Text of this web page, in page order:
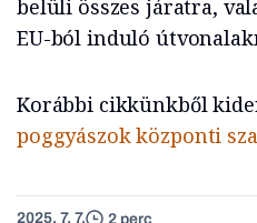
belüli összes járatra,
EU-ból induló
Korábbi cikkünkből
poggyászok központi
2025. 7. 7. 2 perc